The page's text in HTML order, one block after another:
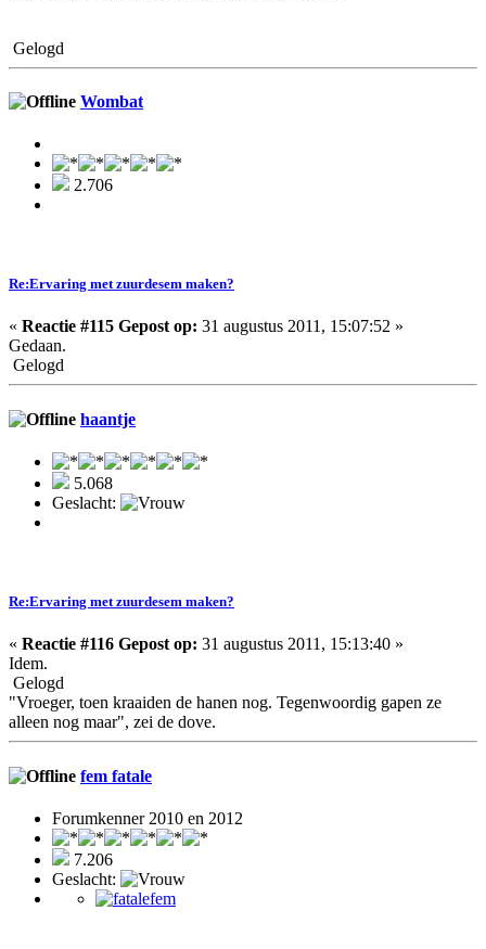
Gelogd
Wombat
2.706
Re:Ervaring met zuurdesem maken?
« Reactie #115 Gepost op: 31 augustus 2011, 15:07:52 »
Gedaan.
Gelogd
haantje
5.068
Geslacht:
Re:Ervaring met zuurdesem maken?
« Reactie #116 Gepost op: 31 augustus 2011, 15:13:40 »
Idem.
Gelogd
"Vroeger, toen kraaiden de hanen nog. Tegenwoordig gapen ze
alleen nog maar", zei de dove.
fem fatale
Forumkenner 2010 en 2012
7.206
Geslacht: